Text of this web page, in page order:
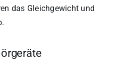
das Gleichgewicht und